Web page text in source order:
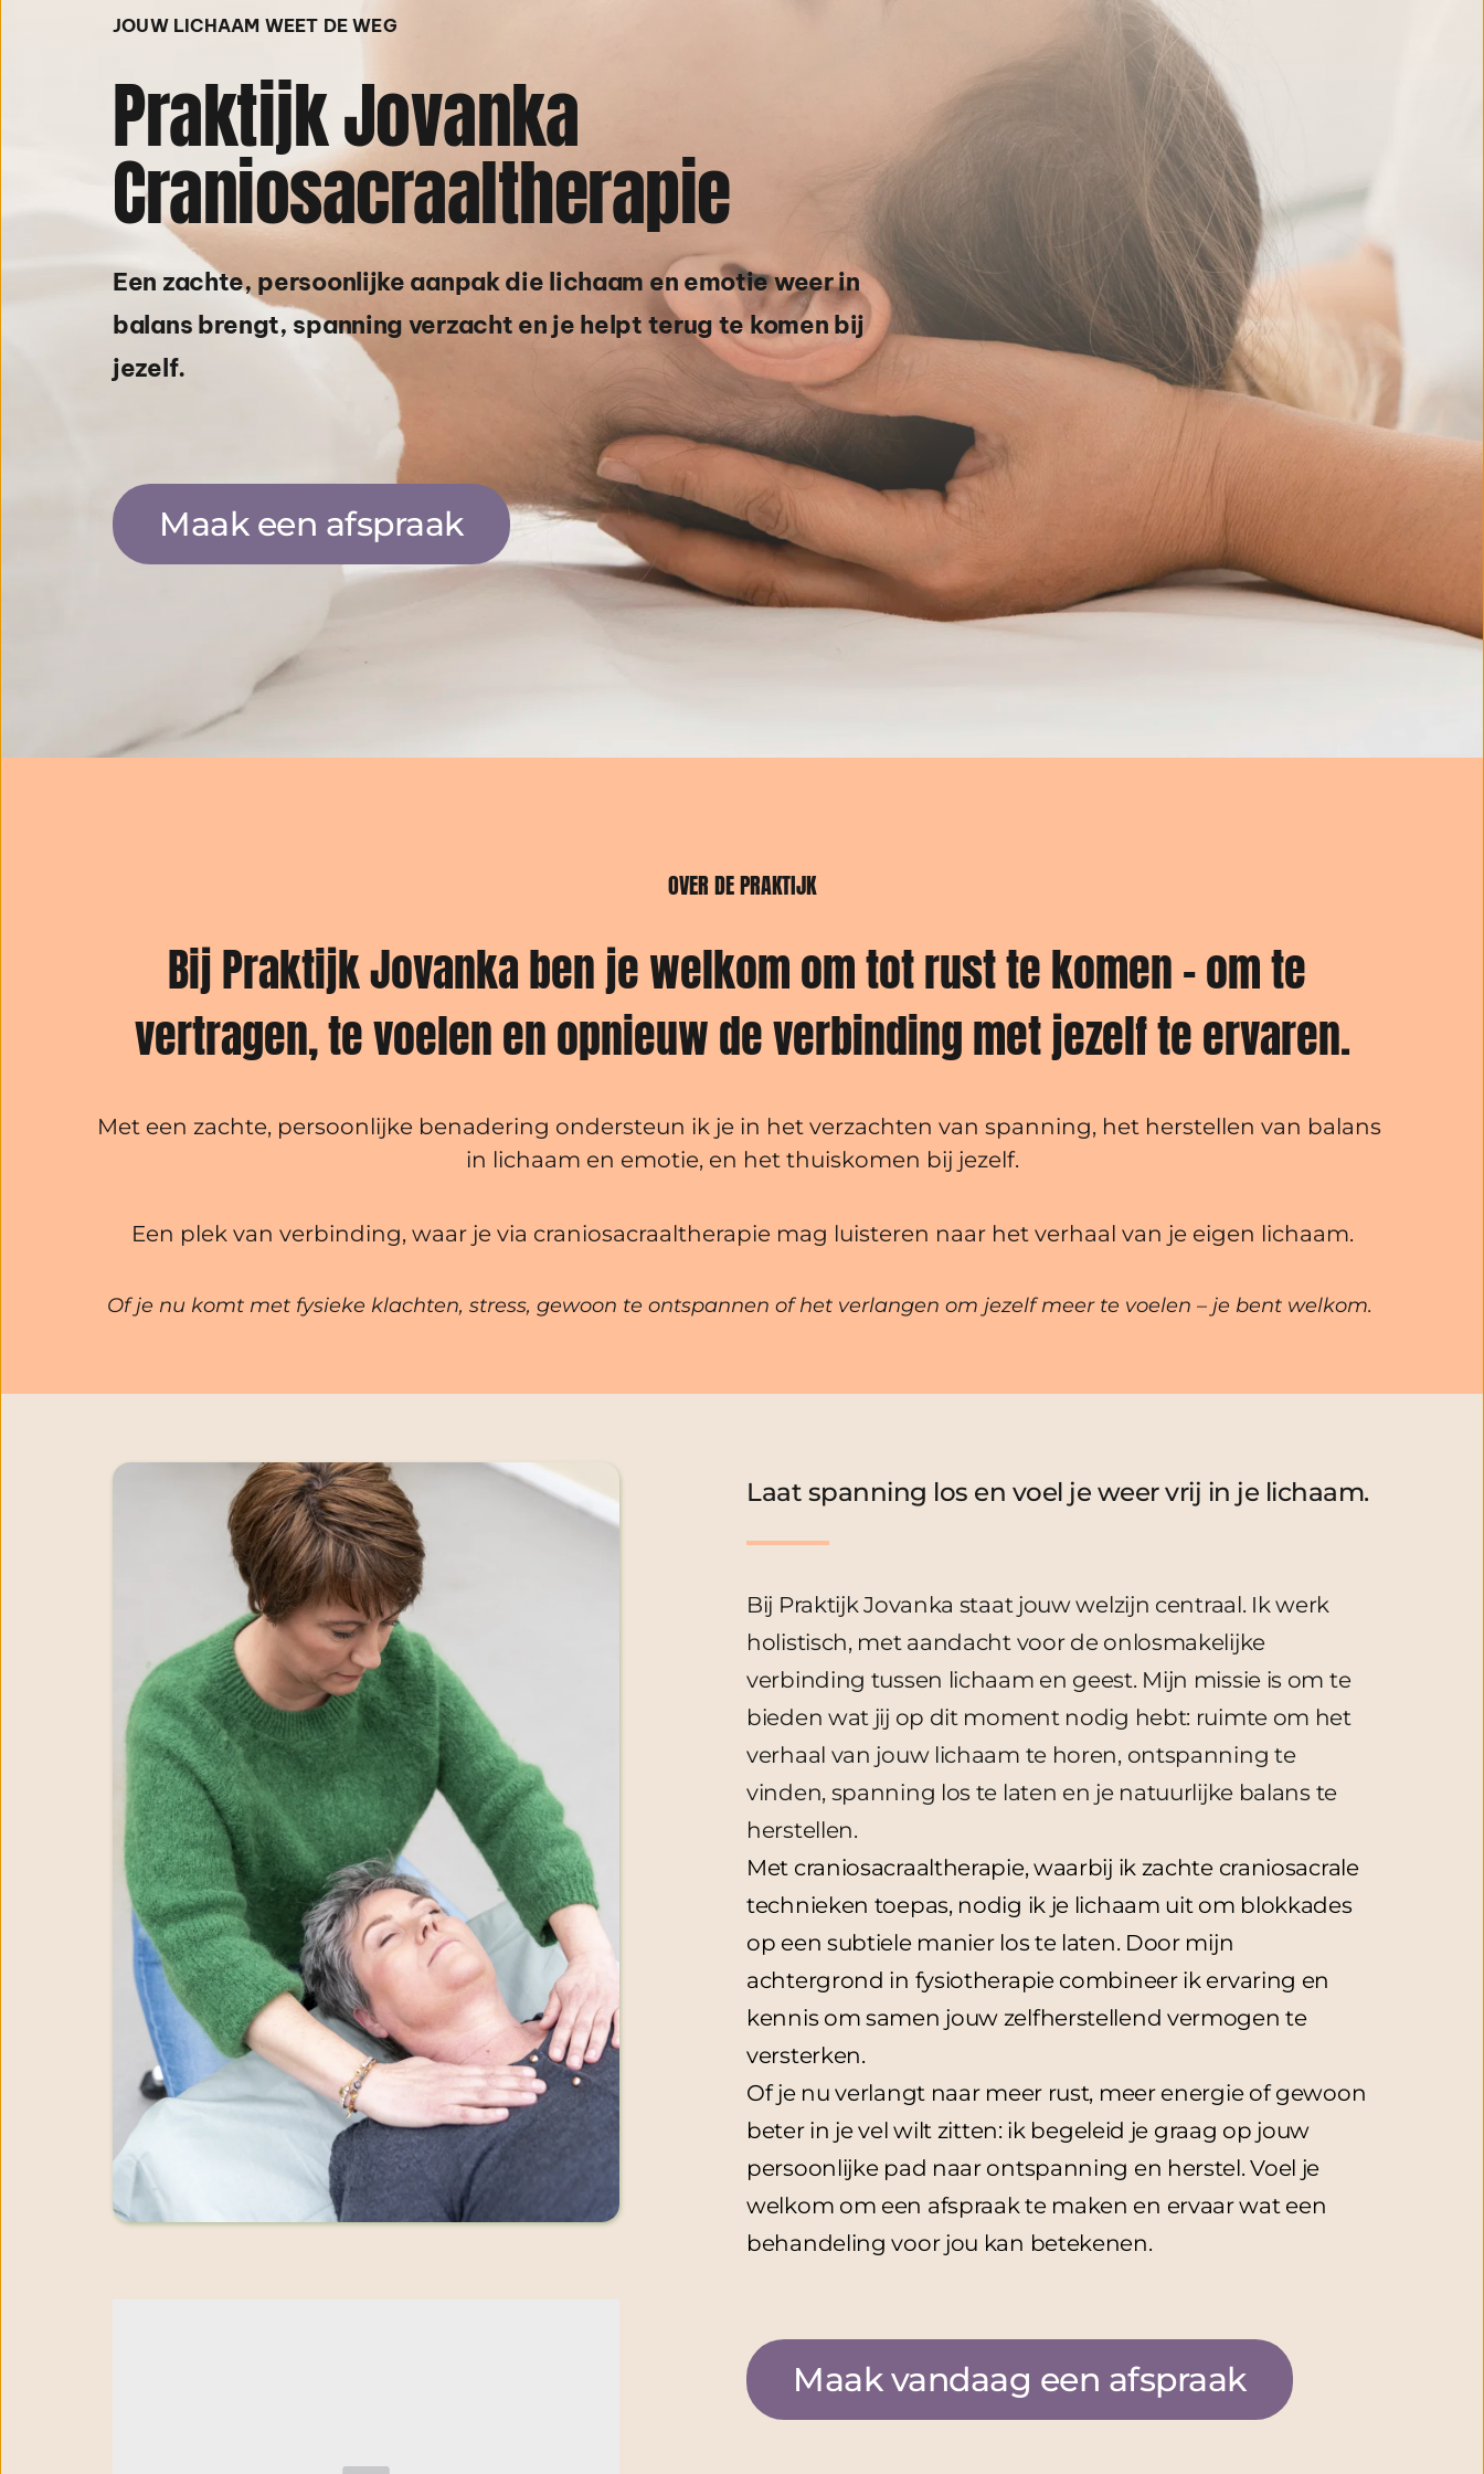
JOUW LICHAAM WEET DE WEG
Praktijk Jovanka
Craniosacraaltherapie
Een zachte, persoonlijke aanpak die lichaam en emotie weer in
balans brengt, spanning verzacht en je helpt terug te komen bij
jezelf.
Maak een afspraak
OVER DE PRAKTIJK
Bij Praktijk Jovanka ben je welkom om tot rust te komen – om te
vertragen, te voelen en opnieuw de verbinding met jezelf te ervaren.
Met een zachte, persoonlijke benadering ondersteun ik je in het verzachten van spanning, het herstellen van balans
in lichaam en emotie, en het thuiskomen bij jezelf.
Een plek van verbinding, waar je via craniosacraaltherapie mag luisteren naar het verhaal van je eigen lichaam.
Of je nu komt met fysieke klachten, stress, gewoon te ontspannen of het verlangen om jezelf meer te voelen – je bent welkom.
Laat spanning los en voel je weer vrij in je lichaam.
Bij Praktijk Jovanka staat jouw welzijn centraal. Ik werk
holistisch, met aandacht voor de onlosmakelijke
verbinding tussen lichaam en geest. Mijn missie is om te
bieden wat jij op dit moment nodig hebt: ruimte om het
verhaal van jouw lichaam te horen, ontspanning te
vinden, spanning los te laten en je natuurlijke balans te
herstellen.
Met craniosacraaltherapie, waarbij ik zachte craniosacrale
technieken toepas, nodig ik je lichaam uit om blokkades
op een subtiele manier los te laten. Door mijn
achtergrond in fysiotherapie combineer ik ervaring en
kennis om samen jouw zelfherstellend vermogen te
versterken.
Of je nu verlangt naar meer rust, meer energie of gewoon
beter in je vel wilt zitten: ik begeleid je graag op jouw
persoonlijke pad naar ontspanning en herstel. Voel je
welkom om een afspraak te maken en ervaar wat een
behandeling voor jou kan betekenen.
Maak vandaag een afspraak